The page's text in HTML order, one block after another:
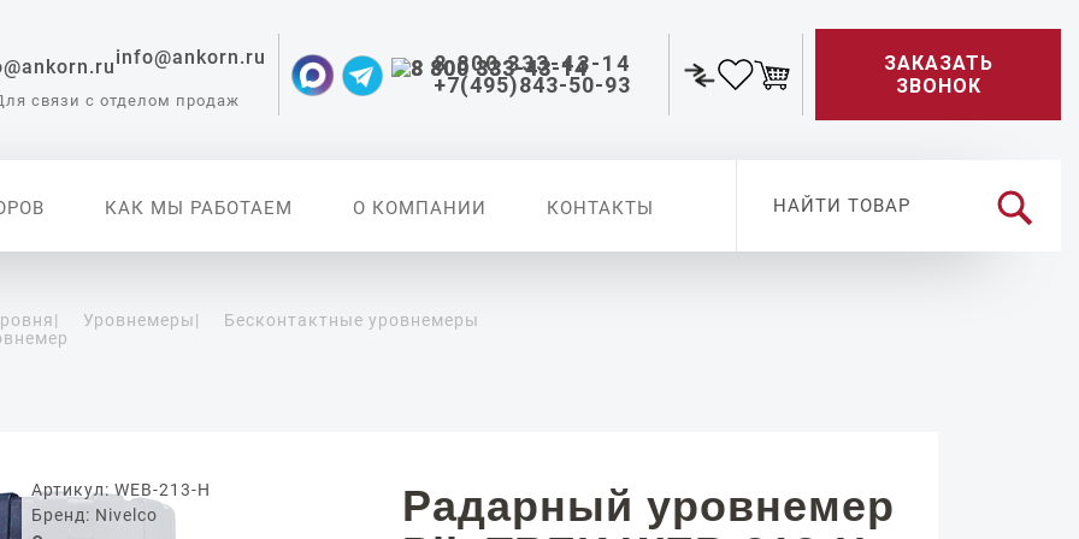
info@ankorn.ru
связи с отделом продаж
8 800 333-43-14
+7(495)843-50-93
ЗАКАЗАТЬ
ЗВОНОК
КАК МЫ РАБОТАЕМ О КОМПАНИИ КОНТАКТЫ
для
| Уровнемеры|
Бесконтактные уровнемеры
Артикул: WEB-213-H
Бренд: Nivelco
Радарный уровнемер